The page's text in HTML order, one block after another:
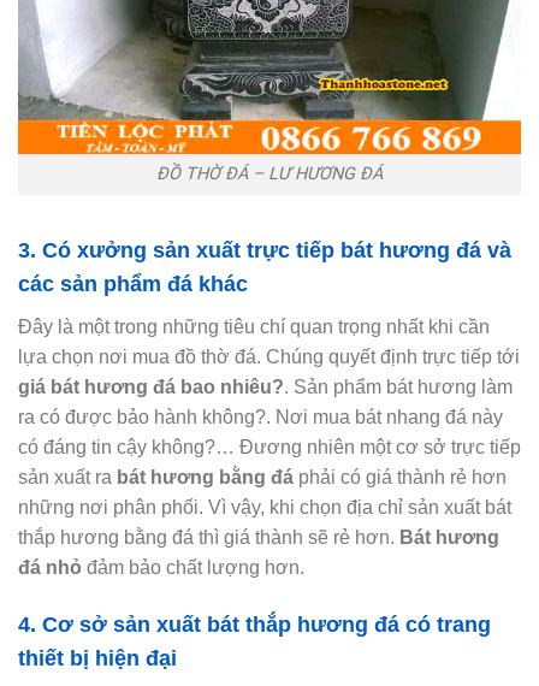
ĐỒ THỜ ĐÁ – LƯ HƯƠNG ĐÁ
3. Có xưởng sản xuất trực tiếp bát hương đá và
các sản phẩm đá khác
Đây là một trong những tiêu chí quan trọng nhất khi cần
lựa chọn nơi mua đồ thờ đá. Chúng quyết định trực tiếp tới
giá bát hương đá bao nhiêu?. Sản phẩm bát hương làm
ra có được bảo hành không?. Nơi mua bát nhang đá này
có đáng tin cậy không?… Đương nhiên một cơ sở trực tiếp
sản xuất ra bát hương bằng đá phải có giá thành rẻ hơn
những nơi phân phối. Vì vậy, khi chọn địa chỉ sản xuất bát
thắp hương bằng đá thì giá thành sẽ rẻ hơn. Bát hương
đá nhỏ đảm bảo chất lượng hơn.
4. Cơ sở sản xuất bát thắp hương đá có trang
thiết bị hiện đại